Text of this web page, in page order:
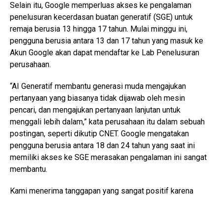
Selain itu, Google memperluas akses ke pengalaman
penelusuran kecerdasan buatan generatif (SGE) untuk
remaja berusia 13 hingga 17 tahun. Mulai minggu ini,
pengguna berusia antara 13 dan 17 tahun yang masuk ke
Akun Google akan dapat mendaftar ke Lab Penelusuran
perusahaan.
“AI Generatif membantu generasi muda mengajukan
pertanyaan yang biasanya tidak dijawab oleh mesin
pencari, dan mengajukan pertanyaan lanjutan untuk
menggali lebih dalam,” kata perusahaan itu dalam sebuah
postingan, seperti dikutip CNET. Google mengatakan
pengguna berusia antara 18 dan 24 tahun yang saat ini
memiliki akses ke SGE merasakan pengalaman ini sangat
membantu.
Kami menerima tanggapan yang sangat positif karena